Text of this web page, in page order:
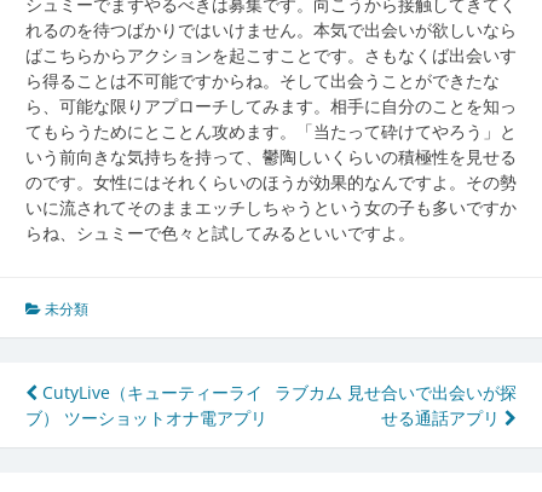
シュミーでまずやるべきは募集です。向こうから接触してきてく
れるのを待つばかりではいけません。本気で出会いが欲しいなら
ばこちらからアクションを起こすことです。さもなくば出会いす
ら得ることは不可能ですからね。そして出会うことができたな
ら、可能な限りアプローチしてみます。相手に自分のことを知っ
てもらうためにとことん攻めます。「当たって砕けてやろう」と
いう前向きな気持ちを持って、鬱陶しいくらいの積極性を見せる
のです。女性にはそれくらいのほうが効果的なんですよ。その勢
いに流されてそのままエッチしちゃうという女の子も多いですか
らね、シュミーで色々と試してみるといいですよ。
未分類
投
稿
CutyLive（キューティーライ
ブ） ツーショットオナ電アプリ
ラブカム 見せ合いで出会いが探
せる通話アプリ